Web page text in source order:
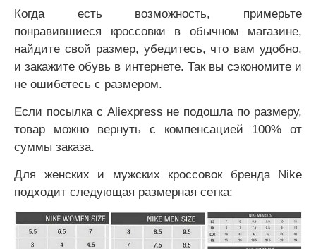
Когда есть возможность, примерьте
понравившиеся кроссовки в обычном магазине,
найдите свой размер, убедитесь, что вам удобно,
и закажите обувь в интернете. Так вы сэкономите и
не ошибетесь с размером.
Если посылка с Aliexpress не подошла по размеру,
товар можно вернуть с компенсацией 100% от
суммы заказа.
Для женских и мужских кроссовок бренда Nike
подходит следующая размерная сетка: